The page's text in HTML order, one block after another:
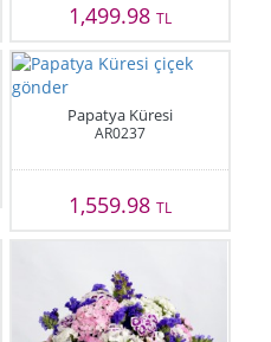
1,499.98 TL
Papatya Küresi
AR0237
1,559.98 TL